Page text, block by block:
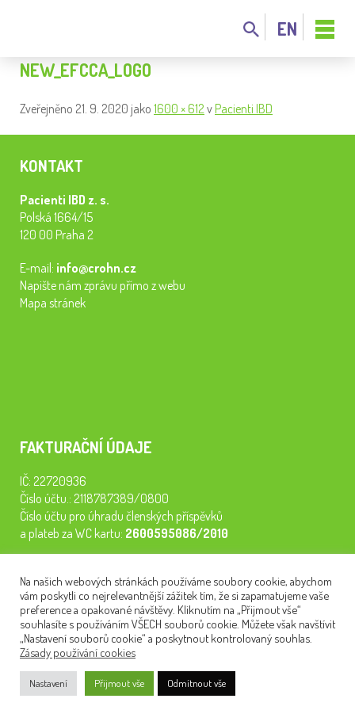
EN
NEW_EFCCA_LOGO
Zveřejněno 21. 9. 2020 jako 1600 × 612v Pacienti IBD
KONTAKT
Pacienti IBD z. s.
Polská 1664/15
120 00 Praha 2
E-mail: info@crohn.cz
Napište nám zprávu přímo z webu
Mapa stránek
FAKTURAČNÍ ÚDAJE
IČ: 22720936
Číslo účtu.: 2118787389/0800
Číslo účtu pro úhradu členských příspěvků
a plateb za WC kartu: 2600595086/2010
semináře, konferenci, plavbu na lodi a WC kartu. Z peněz
tiskneme odborné publikace pro pacienty.
NEWSLETTER
Na našich webových stránkách používáme soubory cookie, abychom
vám poskytli co nejrelevantnější zážitek tím, že si zapamatujeme vaše
preference a opakované návštěvy. Kliknutím na „Přijmout vše“
souhlasíte s používáním VŠECH souborů cookie. Můžete však navštívit
„Nastavení souborů cookie“ a poskytnout kontrolovaný souhlas.
Zásady používání cookies
Nastavení Přijmout vše Odmítnout vše